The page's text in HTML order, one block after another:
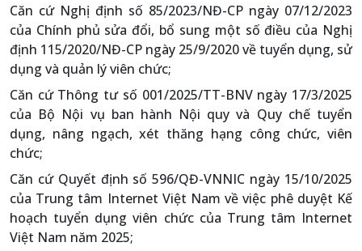
Căn cứ Nghị định số 85/2023/NĐ-CP ngày 07/12/2023
của Chính phủ sửa đổi, bổ sung một số điều của Nghị
định 115/2020/NĐ-CP ngày 25/9/2020 về tuyển dụng, sử
dụng và quản lý viên chức;
Căn cứ Thông tư số 001/2025/TT-BNV ngày 17/3/2025
của Bộ Nội vụ ban hành Nội quy và Quy chế tuyển
dụng, nâng ngạch, xét thăng hạng công chức, viên
chức;
Căn cứ Quyết định số 596/QĐ-VNNIC ngày 15/10/2025
của Trung tâm Internet Việt Nam về việc phê duyệt Kế
hoạch tuyển dụng viên chức của Trung tâm Internet
Việt Nam năm 2025;